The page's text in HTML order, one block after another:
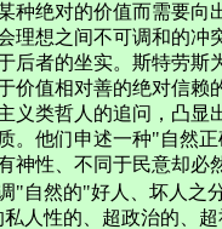
种绝对的价值而需要
理想之间不可调和的
后者的坐实。斯特劳
价值相对善的绝对信
义类哲人的追问，凸
。他们申述一种"自然
神性、不同于民意却
"自然的"好人、坏人
人性的、超政治的、